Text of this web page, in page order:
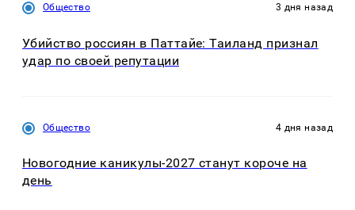
Общество 3 дня назад
Убийство россиян в Паттайе: Таиланд признал
удар по своей репутации
Общество 4 дня назад
Новогодние каникулы-2027 станут короче на
день